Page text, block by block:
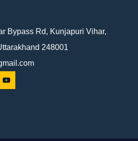
Bypass Rd, Kunjapuri Vihar,
248001